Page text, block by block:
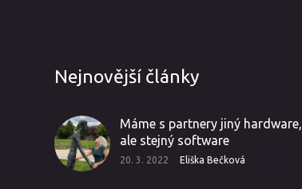
Nejnovější články
Máme s partnery jiný hardware,
ale stejný software
20. 3. 2022 Eliška Bečková